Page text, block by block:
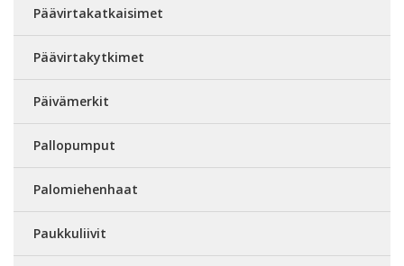
Päävirtakatkaisimet
Päävirtakytkimet
Päivämerkit
Pallopumput
Palomiehenhaat
Paukkuliivit